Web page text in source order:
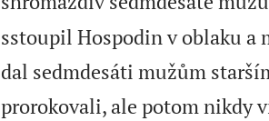
sstoupil Hospodin v oblaku a
dal sedmdesáti mužům
prorokovali, ale potom nikdy